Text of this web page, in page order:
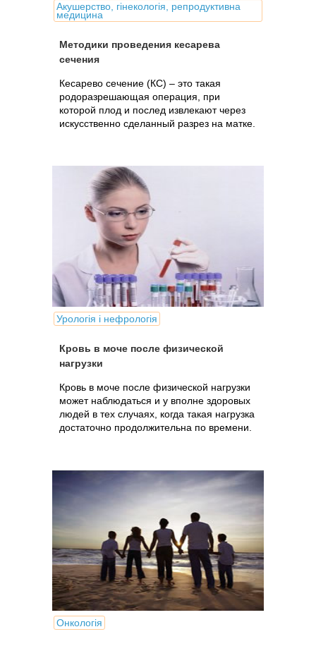
Акушерство, гінекологія, репродуктивна
медицина
Методики проведения кесарева
сечения
Кесарево сечение (КС) – это такая
родоразрешающая операция, при
которой плод и послед извлекают через
искусственно сделанный разрез на матке.
Урологія і нефрологія
Кровь в моче после физической
нагрузки
Кровь в моче после физической нагрузки
может наблюдаться и у вполне здоровых
людей в тех случаях, когда такая нагрузка
достаточно продолжительна по времени.
Онкологія